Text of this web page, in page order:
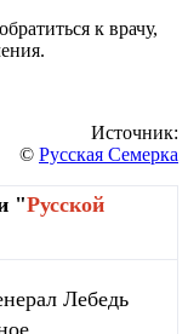
к врачу,
Источник:
© Русская Семерка
"Русской
Лебедь